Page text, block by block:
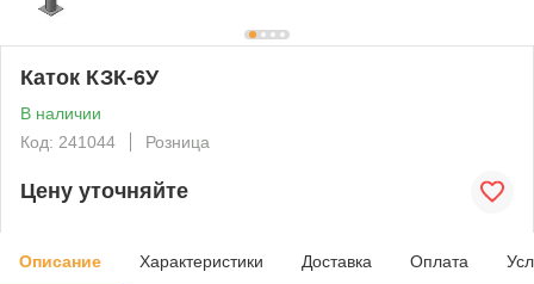
Каток КЗК-6У
В наличии
Код: 241044
Розница
Цену уточняйте
Описание Характеристики Доставка Оплата